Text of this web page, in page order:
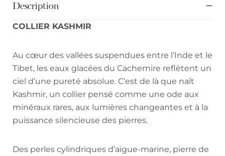
Description
COLLIER KASHMIR
Au cœur des vallées suspendues entre l’Inde et le
Tibet, les eaux glacées du Cachemire reflètent un
ciel d’une pureté absolue. C’est de là que naît
Kashmir, un collier pensé comme une ode aux
minéraux rares, aux lumières changeantes et à la
puissance silencieuse des pierres.
Des perles cylindriques d’aigue-marine, pierre de